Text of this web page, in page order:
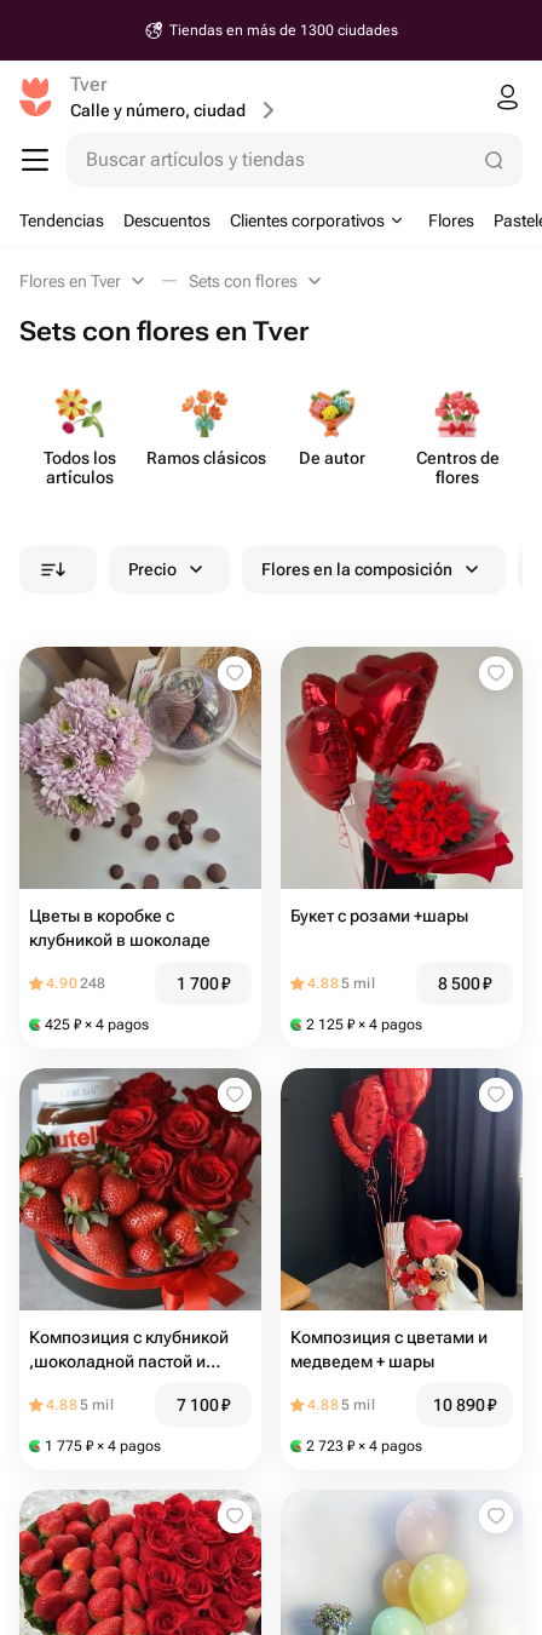
Tiendas en más de 1300 ciudades
Tver
Calle y número, ciudad
Buscar artículos y tiendas
Tendencias Descuentos Clientes corporativos Flores
Flores en Tver Sets con flores
Sets con flores en Tver
Todos los
artículos
Ramos clásicos De autor
Centros de
flores
Precio Flores en la composición
Цветы в коробке с
клубникой в шоколаде
4.90248 1 700₽
425 ₽ × 4 pagos
Букет с розами +шары
4.885 mil 8 500₽
2 125 ₽ × 4 pagos
Композиция с клубникой
,шоколадной пастой и
4.885 mil 7 100₽
1 775 ₽ × 4 pagos
Композиция с цветами и
медведем + шары
4.885 mil 10 890₽
2 723 ₽ × 4 pagos